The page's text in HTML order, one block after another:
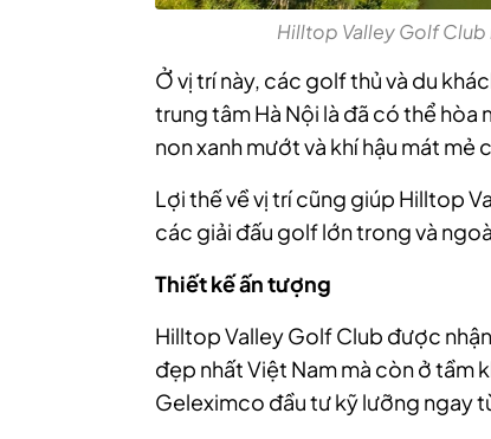
Hilltop Valley Golf Club
Ở vị trí này, các golf thủ và du
trung tâm Hà Nội là đã có thể hòa
non xanh mướt và khí hậu mát mẻ
Lợi thế về vị trí cũng giúp Hilltop
các giải đấu golf lớn trong và
Thiết kế ấn tượng
Hilltop Valley Golf Club được
đẹp nhất Việt Nam mà còn ở tầm
Geleximco đầu tư kỹ lưỡng ngay